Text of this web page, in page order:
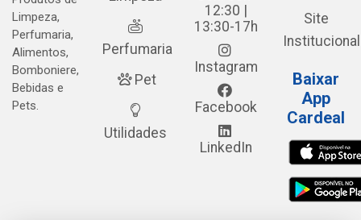
Limpeza,
Perfumaria,
Alimentos,
Bomboniere,
Bebidas e
Pets.
Perfumaria
Pet
Utilidades
12:30 |
13:30-17h
Instagram
Facebook
LinkedIn
Site
Institucional
Baixar
App
Cardeal